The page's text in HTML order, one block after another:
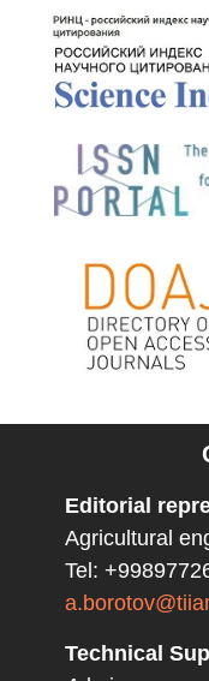
Editorial
Agricultural
Tel:
Technical